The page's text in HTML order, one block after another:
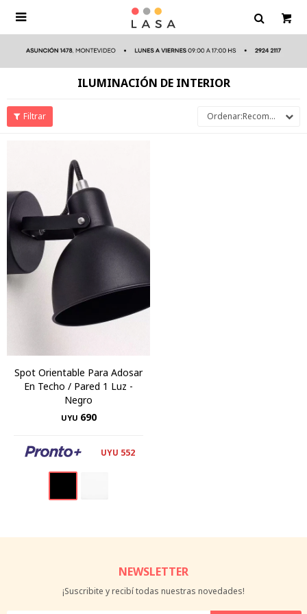

ILUMINACIÓN DE INTERIOR
Recomendados
Spot Orientable Para Adosar
En Techo / Pared 1 Luz -
Negro
UYU 690
UYU 552
NEWSLETTER
¡Suscribite y recibí todas nuestras novedades!